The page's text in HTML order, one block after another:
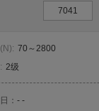
7041
: 70～2800
: 2级
： - -